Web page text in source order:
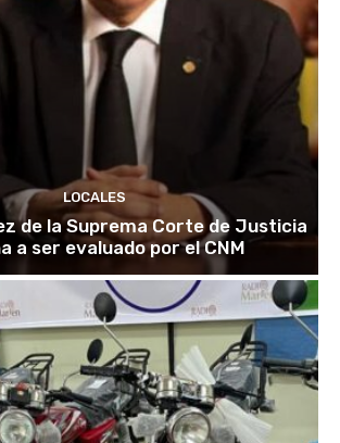
LOCALES
de la Suprema Corte de Justicia
a ser evaluado por el CNM